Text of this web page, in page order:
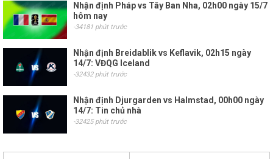
Nhận định Pháp vs Tây Ban Nha, 02h00 ngày 15/7
hôm nay
-34181 phút trước
Nhận định Breidablik vs Keflavik, 02h15 ngày
14/7: VĐQG Iceland
-32432 phút trước
Nhận định Djurgarden vs Halmstad, 00h00 ngày
14/7: Tin chủ nhà
-32425 phút trước